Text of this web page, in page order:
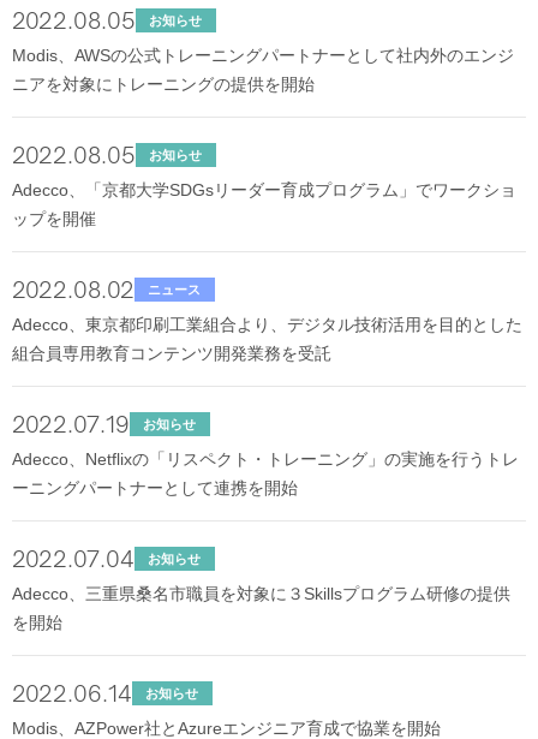
2022.08.05 お知らせ
Modis、AWSの公式トレーニングパートナーとして社内外のエンジ
ニアを対象にトレーニングの提供を開始
2022.08.05 お知らせ
Adecco、「京都大学SDGsリーダー育成プログラム」でワークショ
ップを開催
2022.08.02 ニュース
Adecco、東京都印刷工業組合より、デジタル技術活用を目的とした
組合員専用教育コンテンツ開発業務を受託
2022.07.19 お知らせ
Adecco、Netflixの「リスペクト・トレーニング」の実施を行うトレ
ーニングパートナーとして連携を開始
2022.07.04 お知らせ
Adecco、三重県桑名市職員を対象に３Skillsプログラム研修の提供
を開始
2022.06.14 お知らせ
Modis、AZPower社とAzureエンジニア育成で協業を開始